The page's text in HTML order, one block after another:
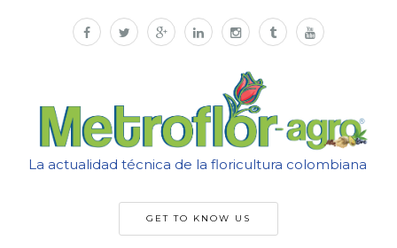
La actualidad técnica de la floricultura colombiana
GET TO KNOW US